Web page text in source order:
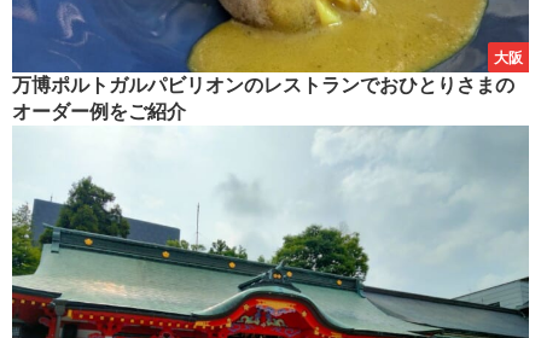
大阪
万博ポルトガルパビリオンのレストランでおひとりさまの
オーダー例をご紹介